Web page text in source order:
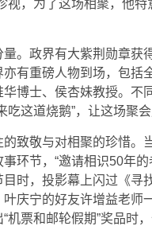
视，为了这场相聚，他
。政界有大紫荆勋章
有重磅人物到场，包括
博士、侯杏妹教授。不
吃这道烧鹅”，让这场聚
致敬与对相聚的珍惜
环节，“邀请相识50年
时，投影幕上闪过《寻
庆宁的好友许增益老师
机票和邮轮假期”奖品时